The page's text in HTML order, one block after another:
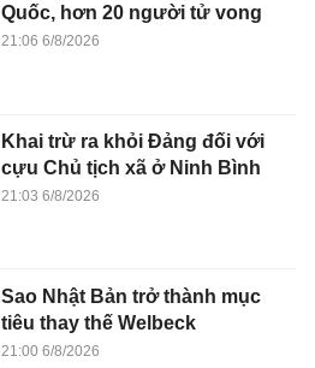
Quốc, hơn 20 người tử vong
21:06 6/8/2026
Khai trừ ra khỏi Đảng đối với
cựu Chủ tịch xã ở Ninh Bình
21:03 6/8/2026
Sao Nhật Bản trở thành mục
tiêu thay thế Welbeck
21:00 6/8/2026